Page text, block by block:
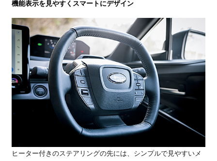
機能表示を見やすくスマートにデザイン
ヒーター付きのステアリングの先には、シンプルで見やすいメ